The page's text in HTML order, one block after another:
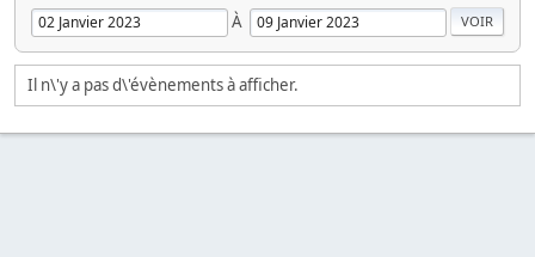
À
Il n\'y a pas d\'évènements à afficher.